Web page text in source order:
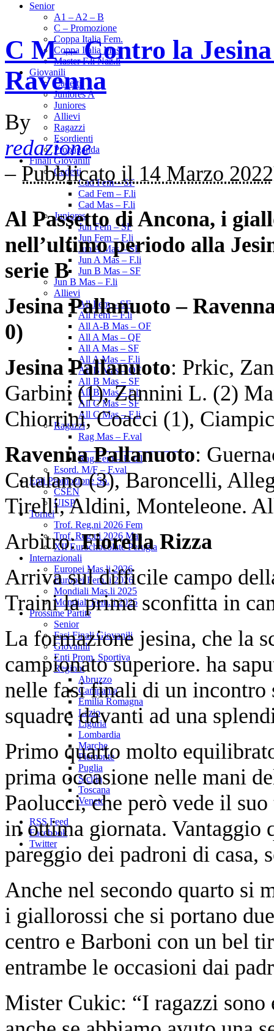
Senior
A1 – A2 – B
C – Promozione
Coppa Italia Fem.
Coppa Italia Mas.
Master F.li Naz.li
Giovanili
Cadetti
Juniores A
Juniores
Allievi
Ragazzi
Esordienti
Propaganda
Finali Giovanili
Cadetti
Cad Fem – SF
Cad Fem – F.li
Cad Mas – F.li
Juniores
Jun Fem – SF
Jun Fem – F.li
Jun A Mas – SF
Jun A Mas – F.li
Jun B Mas – SF
Jun B Mas – F.li
Allievi
All Fem – SF
All Fem – F.li
All A-B Mas – OF
All A Mas – QF
All A Mas – SF
All A Mas – F.li
All B Mas – QF
All B Mas – SF
All B Mas – F.li
All C Mas – SF
All C Mas – F.li
Ragazzi
Rag Mas – F.val
______________________
Rag Fem – F.val
Esord. M/F – F.val
Enti Promozione Sp.
CSEN
UISP
Tornei
Trof. Reg.ni 2026 Fem
Trof. Reg.ni 2026 Mas
XII Eurochocolate Perugia
Internazionali
Europei Mas.li 2026
Europei Fem.li 2026
Mondiali Mas.li 2025
Mondiali Fem.li 2025
Prossime Partite
Senior
Fasi Finali Giovanili
Giovanili
Enti Prom. Sportiva
Regioni
Abruzzo
Campania
Emilia Romagna
Lazio
Liguria
Lombardia
Marche
Piemonte
Puglia
Sicilia
Toscana
Veneto
RSS Feed
Facebook
Twitter
C M – Contro la
Ravenna
By
redazione
– Pubblicato il 14 Marzo 2022
Al Passetto di Ancona, i
nell’ultimo periodo alla
serie B
Jesina Pallanuoto –
0)
Jesina Pallanuoto: Prkic,
Garbini (1), Zannini L. (2)
Chiorrini, Coacci (1),
Ravenna Pallanuoto:
Catalano (3), Baroncelli,
Tirelli, Aldini, Monteleone.
Arbitro:Fiorella Rizza
Arriva sul difficile campo
Traini la prima sconfitta in
La formazione jesina, che la
campionato superiore. ha
nelle fasi finali di un incontro
squadre davanti ad una
Primo quarto molto
prima occasione nelle mani
Paolucci, che però vede il
in ottima giornata. Vantaggio
pareggio dei padroni di casa,
Anche nel secondo quarto si
i giallorossi che si portano
centro e Barboni con un bel
entrambe le occasioni dai
Mister Cukic: “I ragazzi